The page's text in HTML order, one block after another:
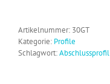
Artikelnummer: 30GT
Kategorie: Profile
Schlagwort:Abschlussprofil